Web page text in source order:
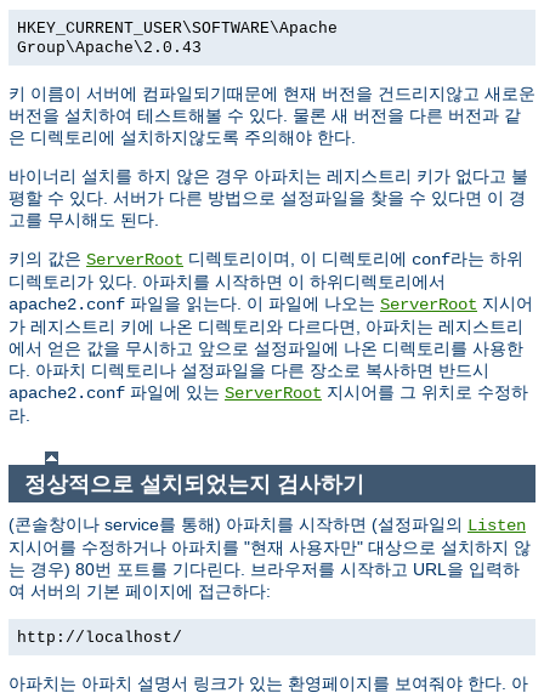
HKEY_CURRENT_USER\SOFTWARE\Apache
Group\Apache\2.0.43
키 이름이 서버에 컴파일되기때문에 현재 버전을 건드리지않고 새로운
버전을 설치하여 테스트해볼 수 있다. 물론 새 버전을 다른 버전과 같
은 디렉토리에 설치하지않도록 주의해야 한다.
바이너리 설치를 하지 않은 경우 아파치는 레지스트리 키가 없다고 불
평할 수 있다. 서버가 다른 방법으로 설정파일을 찾을 수 있다면 이 경
고를 무시해도 된다.
키의 값은 ServerRoot 디렉토리이며, 이 디렉토리에 conf라는 하위
디렉토리가 있다. 아파치를 시작하면 이 하위디렉토리에서
apache2.conf 파일을 읽는다. 이 파일에 나오는 ServerRoot 지시어
가 레지스트리 키에 나온 디렉토리와 다르다면, 아파치는 레지스트리
에서 얻은 값을 무시하고 앞으로 설정파일에 나온 디렉토리를 사용한
다. 아파치 디렉토리나 설정파일을 다른 장소로 복사하면 반드시
apache2.conf 파일에 있는 ServerRoot 지시어를 그 위치로 수정하
라.
정상적으로 설치되었는지 검사하기
(콘솔창이나 service를 통해) 아파치를 시작하면 (설정파일의 Listen
지시어를 수정하거나 아파치를 "현재 사용자만" 대상으로 설치하지 않
는 경우) 80번 포트를 기다린다. 브라우저를 시작하고 URL을 입력하
여 서버의 기본 페이지에 접근하다:
http://localhost/
아파치는 아파치 설명서 링크가 있는 환영페이지를 보여줘야 한다. 아